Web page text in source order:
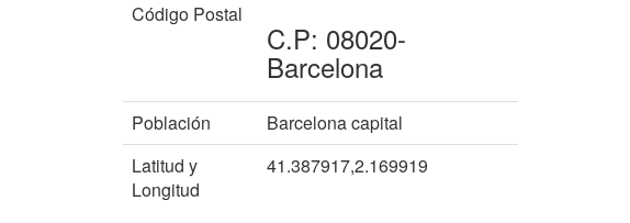
Código Postal
C.P: 08020-
Barcelona
Población
Barcelona capital
Latitud y
Longitud
41.387917,2.169919